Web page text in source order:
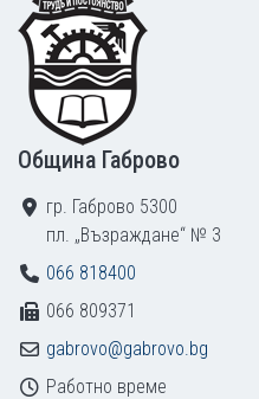
Община Габрово
гр. Габрово 5300
пл. „Възраждане“ № 3
066 818400
066 809371
gabrovo@gabrovo.bg
Работно време